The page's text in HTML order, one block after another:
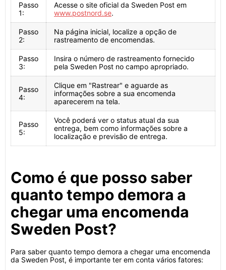
Passo
1:
Acesse o site oficial da Sweden Post em
www.postnord.se.
Passo
2:
Na página inicial, localize a opção de
rastreamento de encomendas.
Passo
3:
Insira o número de rastreamento fornecido
pela Sweden Post no campo apropriado.
Passo
4:
Clique em "Rastrear" e aguarde as
informações sobre a sua encomenda
aparecerem na tela.
Passo
5:
Você poderá ver o status atual da sua
entrega, bem como informações sobre a
localização e previsão de entrega.
Como é que posso saber
quanto tempo demora a
chegar uma encomenda
Sweden Post?
Para saber quanto tempo demora a chegar uma encomenda
da Sweden Post, é importante ter em conta vários fatores: